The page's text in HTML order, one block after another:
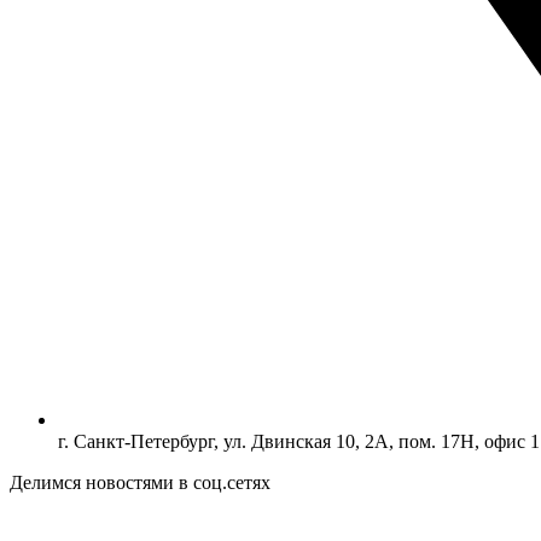
г. Санкт-Петербург, ул. Двинская 10, 2А, пом. 17Н, офис
Делимся новостями в соц.сетях